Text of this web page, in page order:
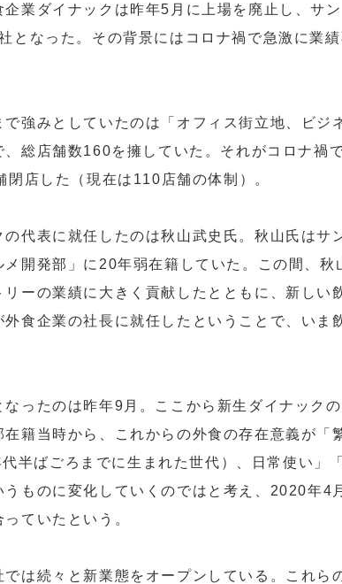
業ダイナックは昨年5月に上場を廃止し、サ
となった。その背景にはコロナ禍で急激に業
で強みとしていたのは「オフィス街立地、ビジ
総店舗数160を擁していた。それがコロナ禍
閉店した（現在は110店舗の体制）。
の代表に就任したのは秋山武史氏。秋山氏はサ
開発部」に20年弱在籍していた。この間、秋
リーの業績に大きく貢献したとともに、新しい
外食企業の社長に就任したということで、いま
ったのは昨年9月。ここから新生ダイナック
在籍当時から、これからの外食の存在意義が「
半ばごろまでに生まれた世代）、日常使い」
うものに変化していくのではと考え、2020年4
ていたという。
では続々と新業態をオープンしている。これら